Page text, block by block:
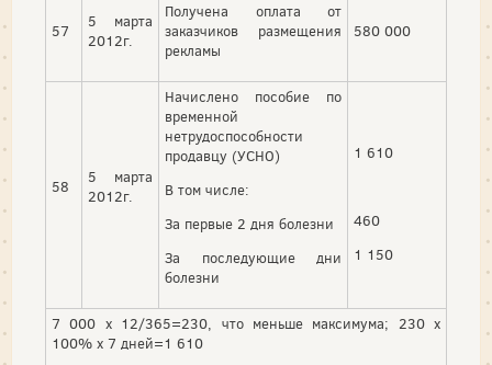
57
5 марта
2012г.
Получена оплата от
заказчиков размещения
рекламы
580 000
58
5 марта
2012г.
Начислено пособие по
временной
нетрудоспособности
продавцу (УСНО)
В том числе:
За первые 2 дня болезни
За последующие дни
болезни
1 610
460
1 150
7 000 х 12/365=230, что меньше максимума; 230 х
100% х 7 дней=1 610